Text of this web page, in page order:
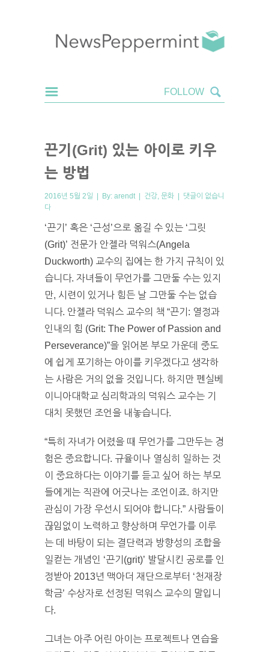
끈기(Grit) 있는 아이로 키우
는 방법
2016년 5월 2일 | By: arendt | 건강 문화 | 댓글이 없습니
다
‘끈기’ 혹은 ‘근성’으로 옮길 수 있는 ‘그릿
(Grit)’ 전문가 안젤라 덕워스(Angela
Duckworth) 교수의 집에는 한 가지 규칙이 있
습니다. 자녀들이 무언가를 그만둘 수는 있지
만, 시련이 있거나 힘든 날 그만둘 수는 없습
니다. 안젤라 덕워스 교수의 책 “끈기: 열정과
인내의 힘 (Grit: The Power of Passion and
Perseverance)”을 읽어본 부모 가운데 중도
에 쉽게 포기하는 아이를 키우겠다고 생각하
는 사람은 거의 없을 것입니다. 하지만 펜실베
이니아대학교 심리학과의 덕워스 교수는 기
대치 못했던 조언을 내놓습니다.
“특히 자녀가 어렸을 때 무언가를 그만두는 경
험은 중요합니다. 규율이나 열심히 일하는 것
이 중요하다는 이야기를 듣고 싶어 하는 부모
들에게는 직관에 어긋나는 조언이죠. 하지만
관심이 가장 우선시 되어야 합니다.” 사람들이
끊임없이 노력하고 향상하며 무언가를 이루
는 데 바탕이 되는 결단력과 방향성의 조합을
일컫는 개념인 ‘끈기(grit)’ 발달시킨 공로를 인
정받아 2013년 맥아더 재단으로부터 ‘천재장
학금’ 수상자로 선정된 덕워스 교수의 말입니
다.
그녀는 아주 어린 아이는 프로젝트나 연습을